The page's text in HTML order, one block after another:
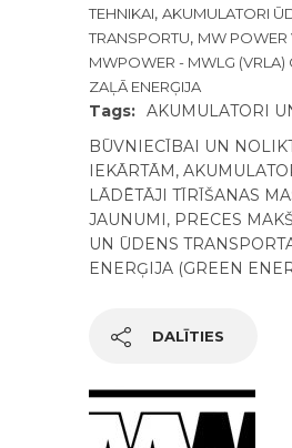
TEHNIKAI, AKUMULATORI
TRANSPORTU, MW POWER
MWPOWER - MWLG (VRLA)
ZAĻĀ ENERĢIJA
Tags: AKUMULATORI
BŪVNIECĪBAI UN
IEKĀRTĀM,
LĀDĒTĀJI TĪRĪŠANAS
JAUNUMI, PRECES
UN ŪDENS
ENERĢIJA (GREEN
DALĪTIES